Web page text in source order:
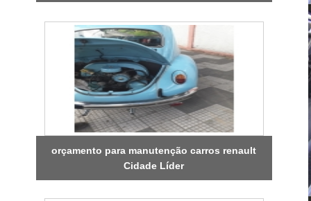
orçamento para manutenção carros renault
Cidade Líder